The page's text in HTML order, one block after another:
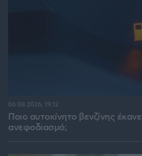
Ποιο αυτοκίνητο βενζίνης
ανεφοδιασμό;
06.08.2026, 19:12